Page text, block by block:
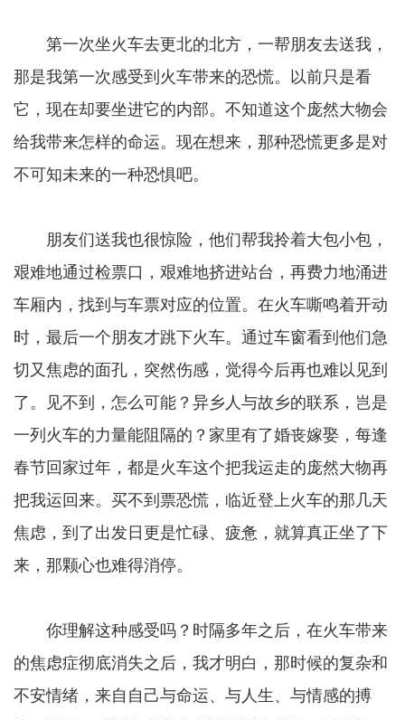
第一次坐火车去更北的北方，一帮朋友去送我，
那是我第一次感受到火车带来的恐慌。以前只是看
它，现在却要坐进它的内部。不知道这个庞然大物会
给我带来怎样的命运。现在想来，那种恐慌更多是对
不可知未来的一种恐惧吧。
朋友们送我也很惊险，他们帮我拎着大包小包，
艰难地通过检票口，艰难地挤进站台，再费力地涌进
车厢内，找到与车票对应的位置。在火车嘶鸣着开动
时，最后一个朋友才跳下火车。通过车窗看到他们急
切又焦虑的面孔，突然伤感，觉得今后再也难以见到
了。见不到，怎么可能？异乡人与故乡的联系，岂是
一列火车的力量能阻隔的？家里有了婚丧嫁娶，每逢
春节回家过年，都是火车这个把我运走的庞然大物再
把我运回来。买不到票恐慌，临近登上火车的那几天
焦虑，到了出发日更是忙碌、疲惫，就算真正坐了下
来，那颗心也难得消停。
你理解这种感受吗？时隔多年之后，在火车带来
的焦虑症彻底消失之后，我才明白，那时候的复杂和
不安情绪，来自自己与命运、与人生、与情感的搏